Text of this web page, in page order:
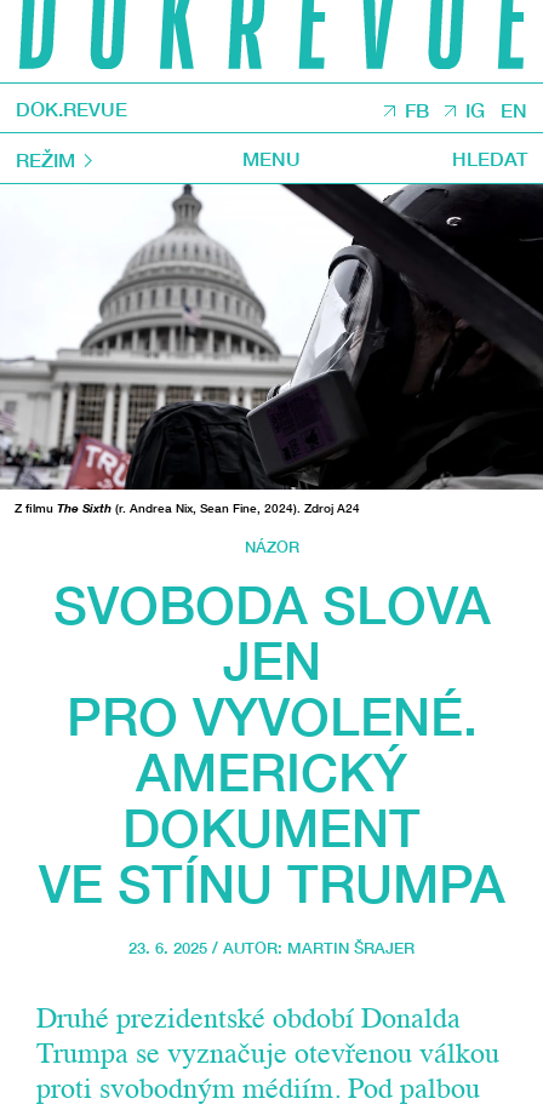
DOK.REVUE FB IG EN
REŽIM MENU HLEDAT
Z filmu The Sixth (r. Andrea Nix, Sean Fine, 2024). Zdroj A24
NÁZOR
SVOBODA SLOVA
JEN
PRO VYVOLENÉ.
AMERICKÝ
DOKUMENT
VE STÍNU TRUMPA
23. 6. 2025 / AUTOR: MARTIN ŠRAJER
Druhé prezidentské období Donalda
Trumpa se vyznačuje otevřenou válkou
proti svobodným médiím. Pod palbou